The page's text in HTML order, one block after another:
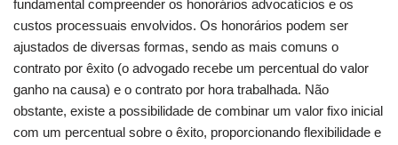
fundamental compreender os honorários advocatícios e os
custos processuais envolvidos. Os honorários podem ser
ajustados de diversas formas, sendo as mais comuns o
contrato por êxito (o advogado recebe um percentual do valor
ganho na causa) e o contrato por hora trabalhada. Não
obstante, existe a possibilidade de combinar um valor fixo inicial
com um percentual sobre o êxito, proporcionando flexibilidade e